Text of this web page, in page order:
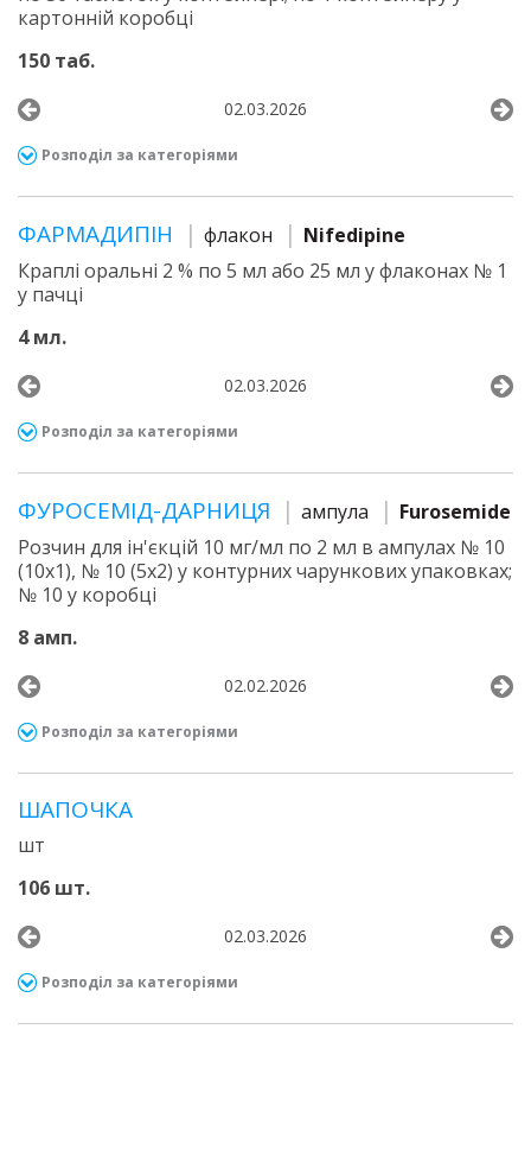
картонній коробці
150 таб.
02.03.2026
Розподіл за категоріями
ФАРМАДИПІН флакон
Nifedipine
Краплі оральні 2 % по 5 мл або 25 мл у флаконах № 1
у пачці
4 мл.
02.03.2026
Розподіл за категоріями
ФУРОСЕМІД-ДАРНИЦЯ ампула
Furosemide
Розчин для ін'єкцій 10 мг/мл по 2 мл в ампулах № 10
(10х1), № 10 (5х2) у контурних чарункових упаковках;
№ 10 у коробці
8 амп.
02.02.2026
Розподіл за категоріями
ШАПОЧКА
шт
106 шт.
02.03.2026
Розподіл за категоріями